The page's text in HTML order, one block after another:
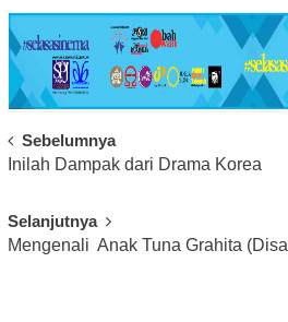
Post
Navigation
Sebelumnya
Inilah Dampak dari Drama Korea
Selanjutnya
Mengenali Anak Tuna Grahita